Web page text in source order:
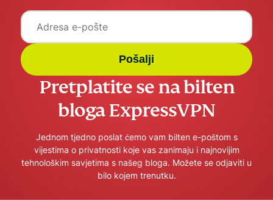
Pošalji
Pretplatite se na bilten
bloga ExpressVPN
Jednom tjedno poslat ćemo vam bilten e-poštom s
vijestima o privatnosti koje vas zanimaju i najnovijim
tehnološkim savjetima s našeg bloga. Možete se odjaviti u
bilo kojem trenutku.